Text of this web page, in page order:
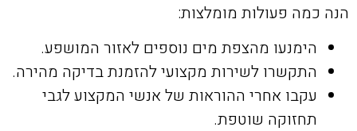
הנה כמה פעולות מומלצות:
הימנעו מהצפת מים נוספים לאזור המושפע.
התקשרו לשירות מקצועי להזמנת בדיקה מהירה.
עקבו אחרי ההוראות של אנשי המקצוע לגבי
תחזוקה שוטפת.